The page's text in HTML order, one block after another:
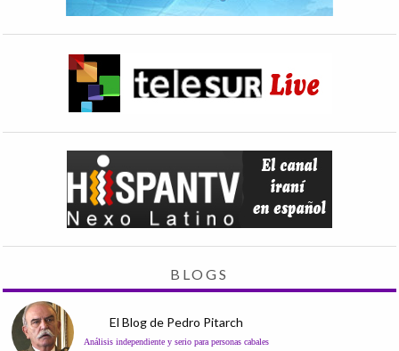
BLOGS
El Blog de Pedro Pitarch
Análisis independiente y serio para personas cabales